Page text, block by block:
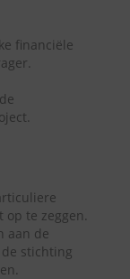
financiële
te zeggen.
aan de
stichting